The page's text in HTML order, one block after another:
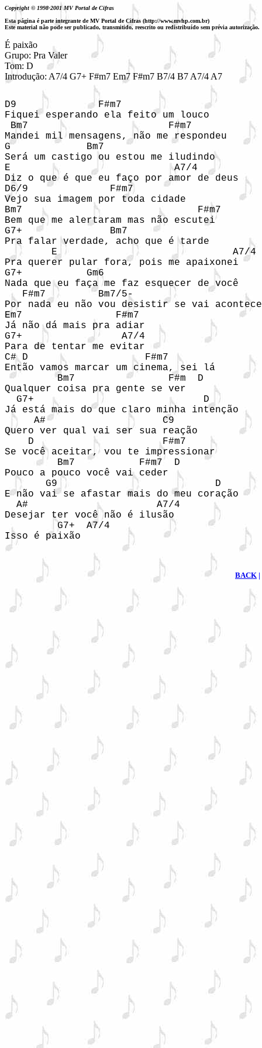
Copyright © 1998-2001 MV Portal de Cifras
Esta página é parte integrante de MV Portal de Cifras (http://www.mvhp.com.br)
Este material não pode ser publicado, transmitido, reescrito ou redistribuído sem prévia autorização.
É paixão
Grupo: Pra Valer
Tom: D
Introdução: A7/4 G7+ F#m7 Em7 F#m7 B7/4 B7 A7/4 A7
D9              F#m7
Fiquei esperando ela feito um louco
Bm7                        F#m7
Mandei mil mensagens, não me respondeu
G             Bm7
Será um castigo ou estou me iludindo
E                            A7/4
Diz o que é que eu faço por amor de deus
D6/9              F#m7
Vejo sua imagem por toda cidade
Bm7                              F#m7
Bem que me alertaram mas não escutei
G7+               Bm7
Pra falar verdade, acho que é tarde
        E                              A7/4
Pra querer pular fora, pois me apaixonei
G7+           Gm6
Nada que eu faça me faz esquecer de você
   F#m7         Bm7/5-
Por nada eu não vou desistir se vai
Em7                F#m7
Já não dá mais pra adiar
G7+                 A7/4
Para de tentar me evitar
C# D                    F#m7
Então vamos marcar um cinema, sei lá
         Bm7                F#m  D
Qualquer coisa pra gente se ver
  G7+                             D
Já está mais do que claro minha intenção
     A#                    C9
Quero ver qual vai ser sua reação
    D                      F#m7
Se você aceitar, vou te impressionar
         Bm7           F#m7  D
Pouco a pouco você vai ceder
       G9                           D
E não vai se afastar mais do meu coração
  A#                      A7/4
Desejar ter você não é ilusão
         G7+  A7/4
Isso é paixão
BACK |